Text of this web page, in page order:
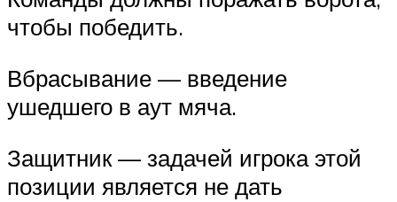
чтобы победить.
Вбрасывание — введение
ушедшего в аут мяча.
Защитник — задачей игрока этой
позиции является не дать